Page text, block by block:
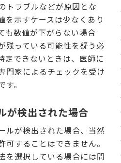
トラブルなどが原因とな
を示すケースは少なくあり
も数値が下がらない場合
残っている可能性を疑う必
定できないときは、医師に
門家によるチェックを受け
。
が検出された場合
ルが検出された場合、当然
することはできません。
を選択している場合には問